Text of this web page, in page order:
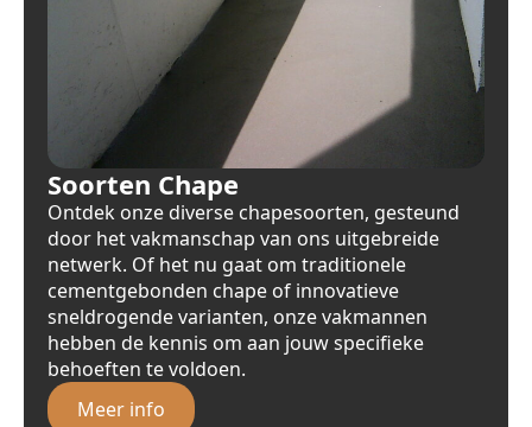
Soorten Chape
Ontdek onze diverse chapesoorten, gesteund
door het vakmanschap van ons uitgebreide
netwerk. Of het nu gaat om traditionele
cementgebonden chape of innovatieve
sneldrogende varianten, onze vakmannen
hebben de kennis om aan jouw specifieke
behoeften te voldoen.
Meer info